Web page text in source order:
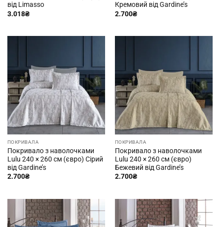
від Limasso
3.018₴
Кремовий від Gardine’s
2.700₴
ПОКРИВАЛА
Покривало з наволочками
Lulu 240 × 260 см (євро) Сірий
від Gardine’s
2.700₴
ПОКРИВАЛА
Покривало з наволочками
Lulu 240 × 260 см (євро)
Бежевий від Gardine’s
2.700₴